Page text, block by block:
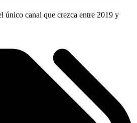
único canal que crezca entre 2019 y